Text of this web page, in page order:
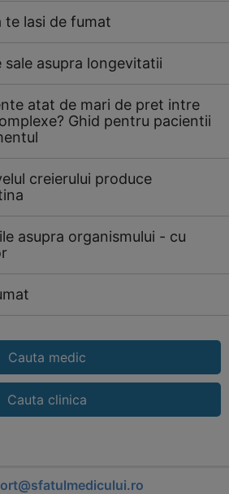
te lasi de fumat
sale asupra longevitatii
atat de mari de pret intre
Ghid pentru pacientii
creierului produce
asupra organismului - cu
Cauta medic
Cauta clinica